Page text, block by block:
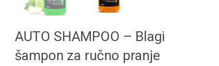
AUTO SHAMPOO – Blagi
šampon za ručno pranje